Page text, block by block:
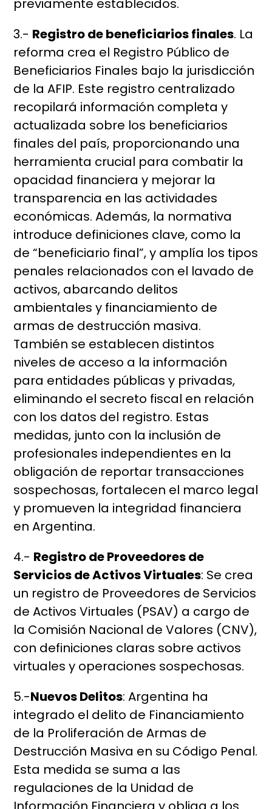
previamente establecidos.
3.- Registro de beneficiarios finales. La
reforma crea el Registro Público de
Beneficiarios Finales bajo la jurisdicción
de la AFIP. Este registro centralizado
recopilará información completa y
actualizada sobre los beneficiarios
finales del país, proporcionando una
herramienta crucial para combatir la
opacidad financiera y mejorar la
transparencia en las actividades
económicas. Además, la normativa
introduce definiciones clave, como la
de “beneficiario final”, y amplía los tipos
penales relacionados con el lavado de
activos, abarcando delitos
ambientales y financiamiento de
armas de destrucción masiva.
También se establecen distintos
niveles de acceso a la información
para entidades públicas y privadas,
eliminando el secreto fiscal en relación
con los datos del registro. Estas
medidas, junto con la inclusión de
profesionales independientes en la
obligación de reportar transacciones
sospechosas, fortalecen el marco legal
y promueven la integridad financiera
en Argentina.
4.- Registro de Proveedores de
Servicios de Activos Virtuales: Se crea
un registro de Proveedores de Servicios
de Activos Virtuales (PSAV) a cargo de
la Comisión Nacional de Valores (CNV),
con definiciones claras sobre activos
virtuales y operaciones sospechosas.
5.-Nuevos Delitos: Argentina ha
integrado el delito de Financiamiento
de la Proliferación de Armas de
Destrucción Masiva en su Código Penal.
Esta medida se suma a las
regulaciones de la Unidad de